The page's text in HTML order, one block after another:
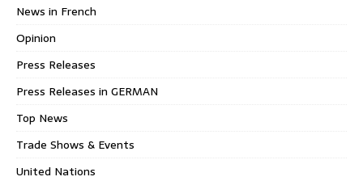
News in French
Opinion
Press Releases
Press Releases in GERMAN
Top News
Trade Shows & Events
United Nations